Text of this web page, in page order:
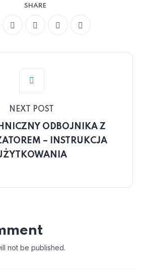
SHARE
NEXT POST
ODBOJNIKA Z
– INSTRUKCJA
not be published.